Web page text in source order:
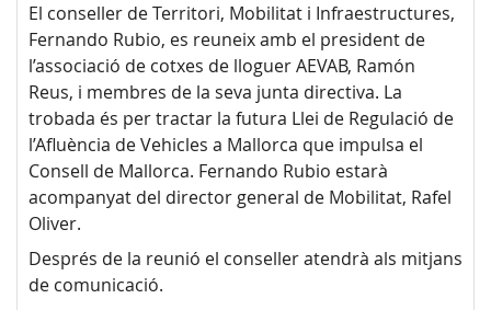
El conseller de Territori, Mobilitat i Infraestructures,
Fernando Rubio, es reuneix amb el president de
l’associació de cotxes de lloguer AEVAB, Ramón
Reus, i membres de la seva junta directiva. La
trobada és per tractar la futura Llei de Regulació de
l’Afluència de Vehicles a Mallorca que impulsa el
Consell de Mallorca. Fernando Rubio estarà
acompanyat del director general de Mobilitat, Rafel
Oliver.
Després de la reunió el conseller atendrà als mitjans
de comunicació.